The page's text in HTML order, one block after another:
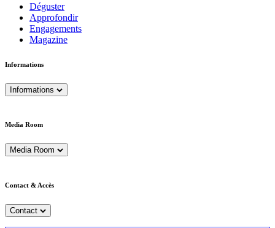
Déguster
Approfondir
Engagements
Magazine
Informations
Informations
Media Room
Media Room
Contact & Accès
Contact